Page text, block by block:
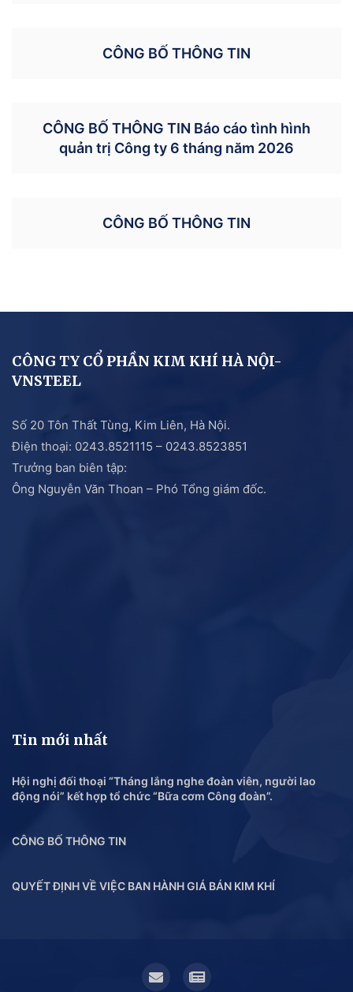
CÔNG BỐ THÔNG TIN
CÔNG BỐ THÔNG TIN Báo cáo tình hình
quản trị Công ty 6 tháng năm 2026
CÔNG BỐ THÔNG TIN
CÔNG TY CỔ PHẦN KIM KHÍ HÀ NỘI-
VNSTEEL
Số 20 Tôn Thất Tùng, Kim Liên, Hà Nội.
Điện thoại: 0243.8521115 – 0243.8523851
Trưởng ban biên tập:
Ông Nguyễn Văn Thoan – Phó Tổng giám đốc.
Tin mới nhất
Hội nghị đối thoại “Tháng lắng nghe đoàn viên, người lao
động nói” kết hợp tổ chức “Bữa cơm Công đoàn”.
CÔNG BỐ THÔNG TIN
QUYẾT ĐỊNH VỀ VIỆC BAN HÀNH GIÁ BÁN KIM KHÍ